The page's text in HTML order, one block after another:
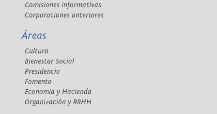
Comisiones informativas
Corporaciones anteriores
Áreas
Cultura
Bienestar Social
Presidencia
Fomento
Economía y Hacienda
Organización y RRHH